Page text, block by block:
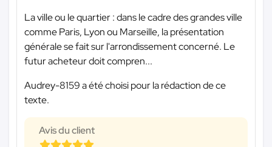
La ville ou le quartier : dans le cadre des grandes ville
comme Paris, Lyon ou Marseille, la présentation
générale se fait sur l'arrondissement concerné. Le
futur acheteur doit compren...
Audrey-8159 a été choisi pour la rédaction de ce
texte.
Avis du client